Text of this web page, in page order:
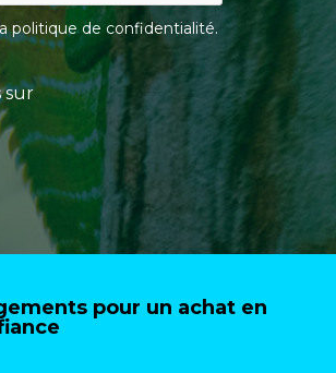
politique de confidentialité.
sur
pour un achat en